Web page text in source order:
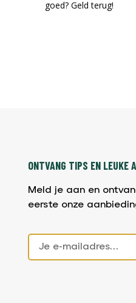
goed? Geld terug!​
ONTVANG TIPS EN LEUKE
Meld je aan en
eerste onze